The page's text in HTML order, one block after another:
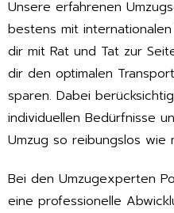
Unsere erfahrenen
bestens mit
dir mit Rat und Tat zur
dir den optimalen
sparen. Dabei
individuellen Bedürfnisse
Umzug so reibungslos wie
Bei den Umzugexperten
eine professionelle